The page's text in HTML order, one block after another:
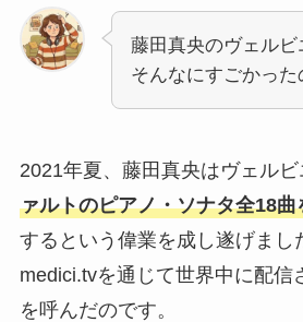
藤田真央のヴェルビ
そんなにすごかった
2021年夏、藤田真央はヴェル
ァルトのピアノ・ソナタ全18
するという偉業を成し遂げまし
medici.tvを通じて世界中に配信
を呼んだのです。